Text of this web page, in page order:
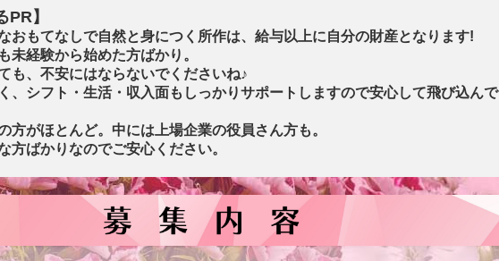
PR】
おもてなしで自然と身につく所作は、給与以上に自分の財産となります!
未経験から始めた方ばかり。
も、不安にはならないでくださいね♪
、シフト・生活・収入面もしっかりサポートしますので安心して飛び込んで
方がほとんど。中には上場企業の役員さん方も。
方ばかりなのでご安心ください。